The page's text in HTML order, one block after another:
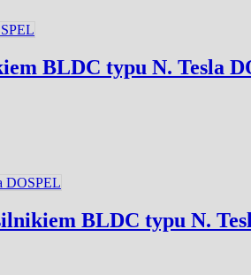
BLDC typu N. Tesla
BLDC typu N.